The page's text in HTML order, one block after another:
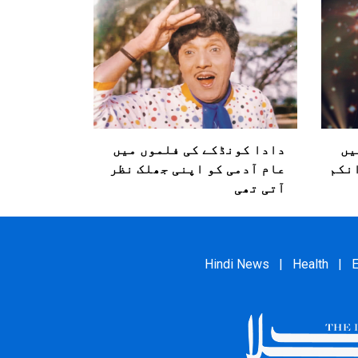
دادا کونڈکے کی فلموں میں
عام آدمی کو اپنی جھلک نظر
آتی تھی
Hindi News | Health |